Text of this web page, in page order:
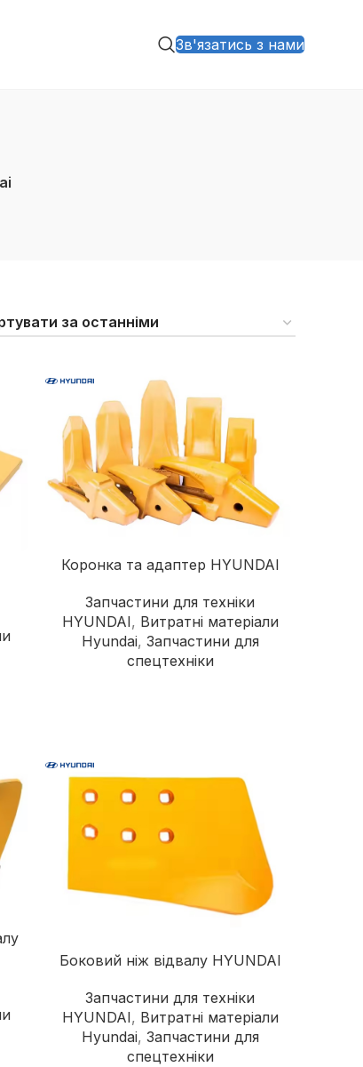
машини
сміття
навантажувачі
обладнання
Найкращі пропозиції від
надійного постачальника
Перейти в каталог
Зв'язатись з нами
Коронка та адаптер HYUNDAI
Запчастини для техніки
HYUNDAI, Витратні матеріали
Hyundai, Запчастини для
спецтехніки
Боковий ніж відвалу HYUNDAI
Запчастини для техніки
HYUNDAI, Витратні матеріали
Hyundai, Запчастини для
спецтехніки